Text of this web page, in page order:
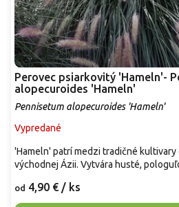
Perovec psiarkovitý 'Hameln'-
alopecuroides 'Hameln'
Pennisetum alopecuroides 'Hameln'
Vypredané
od 4,90 € / ks
'Hameln' patrí medzi tradičné
východnej Ázii. Vytvára husté,